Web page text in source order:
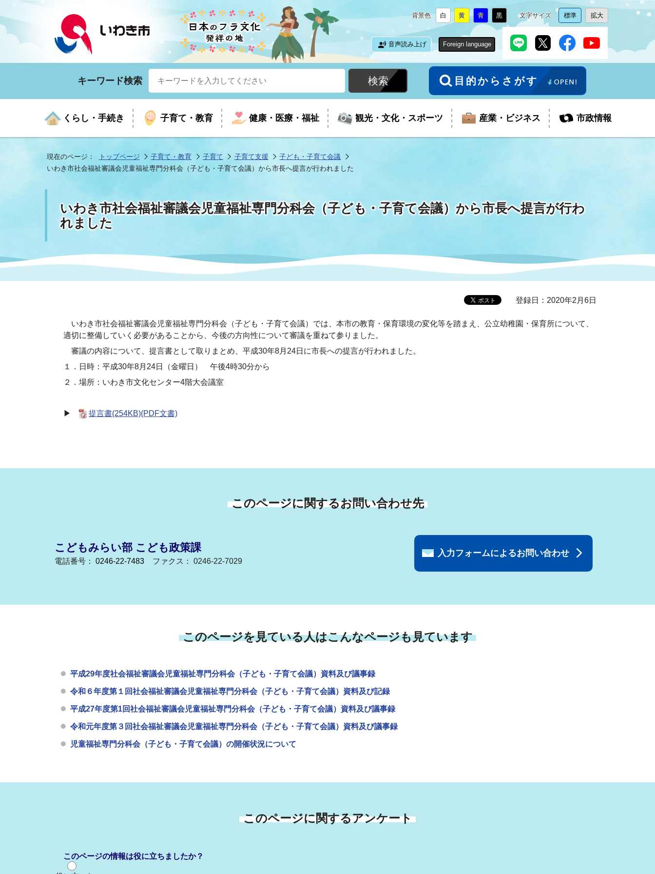
背景色
背
景
色
を
白
に
更
背
色
を
黄
に
更
背
色
を
青
に
更
背
景
黒
に
変
文字サイズ
文
字
サ
イ
を
標準
に
変
文
字
サ
イ
拡大
に
変
音声読み上げ
Foreign language
キーワード検索 目的からさがす
くらし・手続き
くらしの手続きガイド いざという時に 届出・証明
年金・保険 マイナンバー 住まい・生活・相談 ごみ・環境
まちづくり 地域情報 移住・定住
選挙
子育て・教育
生涯学習 子育て 教育
健康・医療・福祉
医療 健康 児童福祉
高齢者福祉・介護 地域包括ケア(介護予防等) 福祉事業者向け情報 生活保護
福祉に関するその他の情報
新型コロナウイルス感染症特
設ページ
観光・文化・スポーツ
お知らせ 年間イベントの案内 外国人観光客向けページ
目的から探す モデルコース 歴史・文化 芸術
スポーツ 施設関連情報 教育旅行
産業・ビジネス
入札・契約 産業振興 廃棄物
企業立地 福祉・介護 都市計画・開発・建築 企業支援・起業支援
保健・衛生 指定管理者 除染事業
市政情報
市の紹介 市長室 フラシティいわき
市の統計 広報 広聴 財政
行政計画 行政改革
市議会 審議会など いわき市広告事業
監査委員 農業委員会
現在のページ： トップページ 子育て・教育 子育て 子育て支援
子ども・子育て会議
いわき市社会福祉審議会児童福祉専門分科会（子ども・子育て会議）から市長へ提言が行われました
いわき市社会福祉審議会児童福祉専門分科会（子ども・子育て会議）から市長へ提言が行わ
れました
登録日：2020年2月6日
いわき市社会福祉審議会児童福祉専門分科会（子ども・子育て会議）では、本市の教育・保育環境の変化等を踏まえ、公立幼稚園・保育所について、
適切に整備していく必要があることから、今後の方向性について審議を重ねて参りました。
審議の内容について、提言書として取りまとめ、平成30年8月24日に市長への提言が行われました。
１．日時：平成30年8月24日（金曜日） 午後4時30分から
２．場所：いわき市文化センター4階大会議室
▶ 提言書(254KB)(PDF文書)
このページに関するお問い合わせ先
こどもみらい部 こども政策課
電話番号： 0246-22-7483 ファクス： 0246-22-7029
入力フォームによるお問い合わせ
このページを見ている人はこんなページも見ています
平成29年度社会福祉審議会児童福祉専門分科会（子ども・子育て会議）資料及び議事録
令和６年度第１回社会福祉審議会児童福祉専門分科会（子ども・子育て会議）資料及び記録
平成27年度第1回社会福祉審議会児童福祉専門分科会（子ども・子育て会議）資料及び議事録
令和元年度第３回社会福祉審議会児童福祉専門分科会（子ども・子育て会議）資料及び議事録
児童福祉専門分科会（子ども・子育て会議）の開催状況について
このページに関するアンケート
このページの情報は役に立ちましたか？